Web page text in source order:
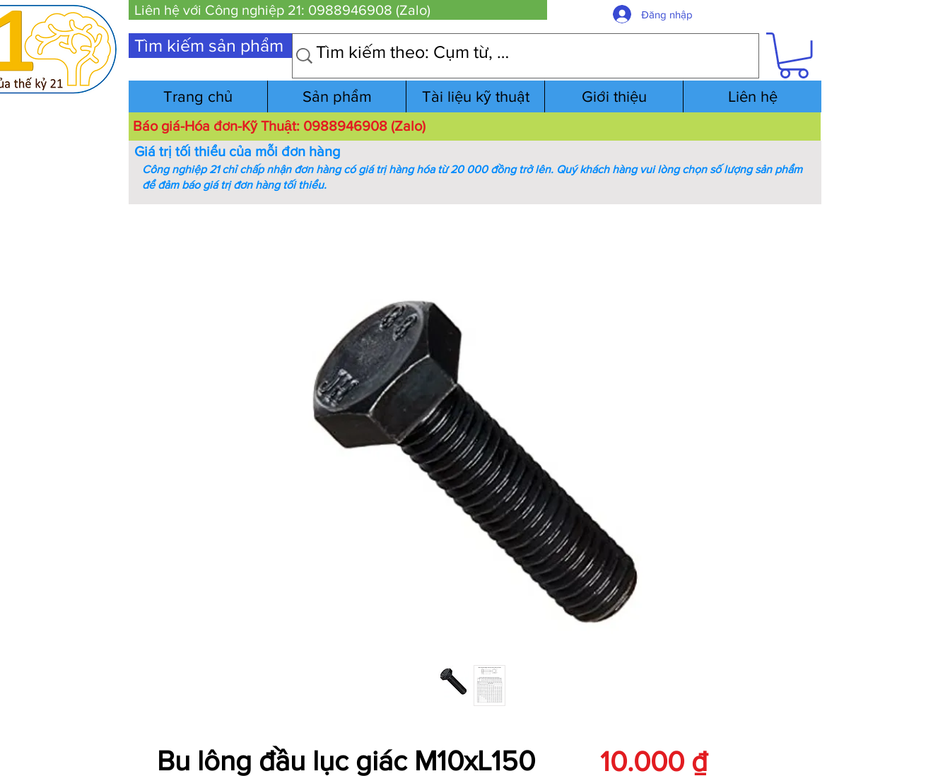
Liên hệ với Công nghiệp 21: 0988946908 (Zalo) Đăng nhập
Tìm kiếm sản phẩm
Trang chủ Sản phẩm Tài liệu kỹ thuật Giới thiệu Liên hệ
Báo giá-Hóa đơn-Kỹ Thuật: 0988946908 (Zalo)
Bu lông đầu lục giác M10xL150
10.000 ₫Giá
Giá trị tối thiểu của mỗi đơn hàng
Công nghiệp 21 chỉ chấp nhận đơn hàng có giá trị hàng hóa từ 20 000 đồng trở lên. Quý khách hàng vui lòng chọn số lượng sản phẩm
để đảm báo giá trị đơn hàng tối thiểu.